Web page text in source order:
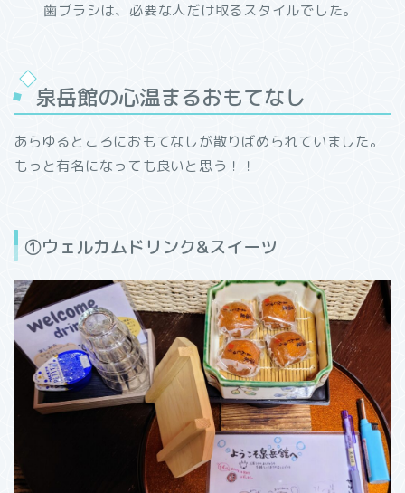
歯ブラシは、必要な人だけ取るスタイルでした。
泉岳館の心温まるおもてなし
あらゆるところにおもてなしが散りばめられていました。
もっと有名になっても良いと思う！！
①ウェルカムドリンク&スイーツ